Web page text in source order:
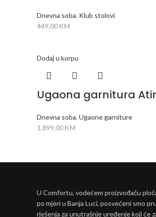
Dnevna soba, Klub stolovi
449,00KM
Dodaj u korpu
Ugaona garnitura
Dnevna soba, Ugaone garniture
1.899,00KM
U Comfortu, vodećem proizvođaču
po mjeri u Banja Luci, posvećeni smo
rješenja za unutrašnje uređenje koji će